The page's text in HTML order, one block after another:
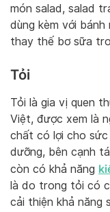
món salad, salad
dùng kèm với
thay thế bơ sữa
Tỏi
Tỏi là gia vị quen
Việt, được xem là
chất có lợi cho sức
dưỡng, bên cạnh
còn có khả năng
là do trong tỏi có
cải thiện khả năng